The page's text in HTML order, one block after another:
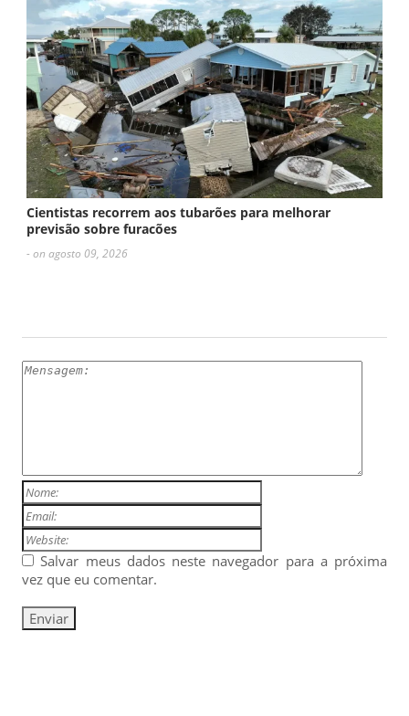
Cientistas recorrem aos tubarões para melhorar
previsão sobre furacões
- on agosto 09, 2026
Salvar meus dados neste navegador para a próxima
vez que eu comentar.